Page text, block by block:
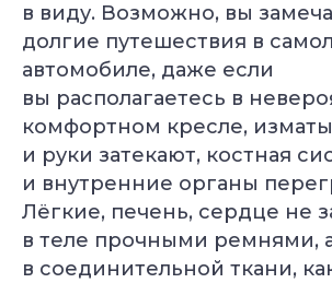
в виду. Возможно, вы
долгие путешествия в
автомобиле, даже если
вы располагаетесь в
комфортном кресле,
и руки затекают, костная
и внутренние органы
Лёгкие, печень, сердце не
в теле прочными ремнями,
в соединительной ткани,